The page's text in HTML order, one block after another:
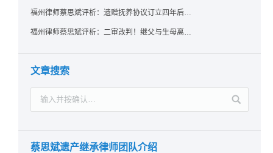
福州律师蔡思斌评析：遗赠抚养协议订立四年后丧失民事行为能力，协议有效吗？
福州律师蔡思斌评析：二审改判！继父与生母离婚后，曾受其抚养的继子女是否仍享有继承权？
文章搜索
蔡思斌遗产继承律师团队介绍